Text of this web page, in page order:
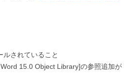
ルされていること
15.0 Object Library]の参照追加が